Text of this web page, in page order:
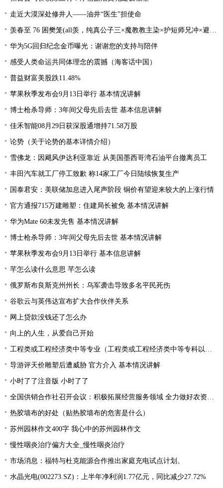
走近大漠深处修井人——油井“医生”担使命
羡春至 76 困樊笼(all羡，纯真公子三×魔教教主染×护短师兄冲×避世温柔影×贪财白莲羡）
华为5G回归纪念金币曝光：谢谢您的支持与陪伴
感受人类命运共同体理念的震撼（海客话中国）
普益财富美股跌11.48%
苹果秋季发布会9月13日举行 基本情况讲解
博士枪杀导师：3年间父母先后去世 基本信息讲解
佳禾智能08月29日获深股通增持71.58万股
论势（关于论势的基本详情介绍）
雪佛龙：因飓风伊达利亚靠近 从美国墨西哥湾石油平台撤离员工
丰田汽车就工厂停工致歉 称14家工厂今日陆续恢复生产
国泰君安：美联储加息进入尾声阶段 铜价有望迎来较大的上涨行情
官方通报715万建雕塑：住建局长被免 基本情况讲解
华为Mate 60未发先售 基本情况讲解
博士枪杀导师：3年间父母先后去世 基本情况讲解
苹果秋季发布会9月13日举行 基本信息讲解
芊怎么读什么意思 芊怎么读
俄罗斯布良斯克州州长：乌军袭击导致多名平民死伤
谷歌云与英伟达宣布扩大合作伙伴关系
网上贷款没钱还了怎么办
向上的人生，从爱自己开始
工程类或工程经济类中等专业（工程类或工程经济类中等专科以上学历）
导游评天价雕塑后遭威胁 官方介入 基本情况讲解
小时了了注音版 小时了了
全国供销合作社召开会议：积极拓展经营服务领域 全力做好农资供应
热胶墙布的好处（贴热胶墙布的危害是什么）
苏州园林作文400字 我心中的苏州园林作文
慢性咽炎治疗偏方大全_慢性咽炎治疗
市场消息：福特与杜克能源合作推出家庭充电试点计划。
水晶光电(002273.SZ)：上半年净利润1.77亿元，同比减少27.72%